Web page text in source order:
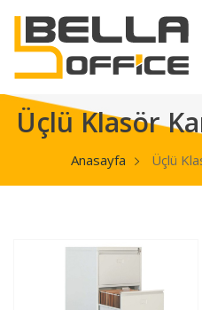
Üçlü Klasör
Anasayfa Üçlü